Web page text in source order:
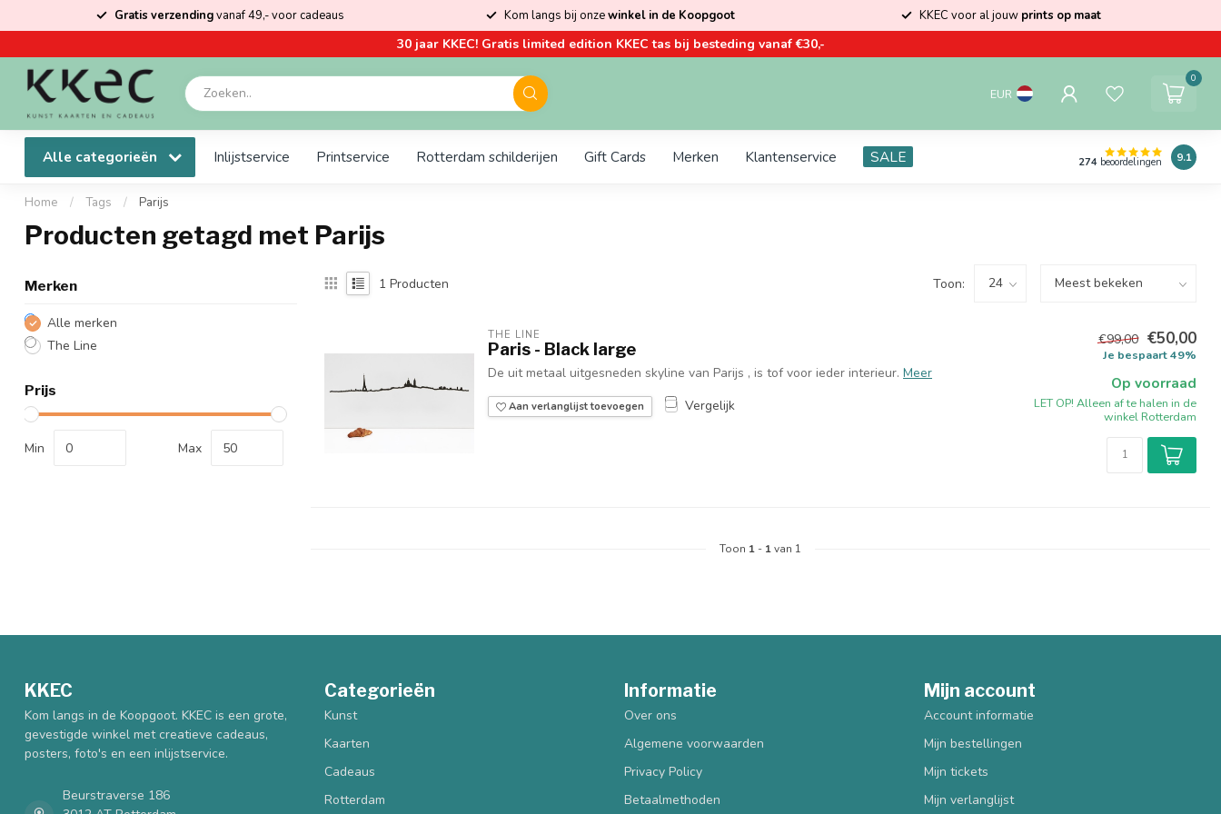
Gratis verzendingvanaf 49,- voor cadeaus Kom langs bij onzewinkel in de Koopgoot KKEC voor al jouw prints op maat
30 jaar KKEC! Gratis limited edition KKEC tas bij besteding vanaf €30,-
EUR
0
Alle categorieën Inlijstservice Printservice Rotterdam schilderijen Gift Cards Merken Klantenservice SALE 274 beoordelingen 9.1
Home / Tags / Parijs
Producten getagd met Parijs
Merken
Alle merken
The Line
Prijs
Min Max
1 Producten Toon:
THE LINE
Paris - Black large
De uit metaal uitgesneden skyline van Parijs , is tof voor ieder interieur. Meer
Aan verlanglijst toevoegen Vergelijk
€99,00 €50,00
Je bespaart 49%
Op voorraad
LET OP! Alleen af te halen in de
winkel Rotterdam
Toon 1 - 1van 1
KKEC
Kom langs in de Koopgoot. KKEC is een grote,
gevestigde winkel met creatieve cadeaus,
posters, foto's en een inlijstservice.
Beurstraverse 186
Categorieën
Kunst
Kaarten
Cadeaus
Rotterdam
Informatie
Over ons
Algemene voorwaarden
Privacy Policy
Betaalmethoden
Mijn account
Account informatie
Mijn bestellingen
Mijn tickets
Mijn verlanglijst